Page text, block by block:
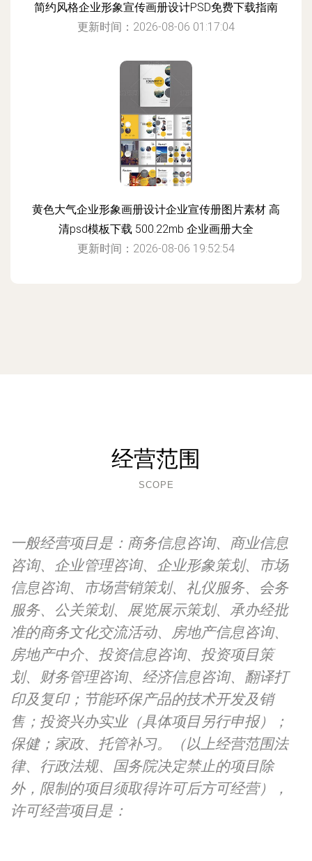
简约风格企业形象宣传画册设计PSD免费下载指南
更新时间：2026-08-06 01:17:04
黄色大气企业形象画册设计企业宣传册图片素材 高
清psd模板下载 500.22mb 企业画册大全
更新时间：2026-08-06 19:52:54
经营范围
SCOPE
一般经营项目是：商务信息咨询、商业信息
咨询、企业管理咨询、企业形象策划、市场
信息咨询、市场营销策划、礼仪服务、会务
服务、公关策划、展览展示策划、承办经批
准的商务文化交流活动、房地产信息咨询、
房地产中介、投资信息咨询、投资项目策
划、财务管理咨询、经济信息咨询、翻译打
印及复印；节能环保产品的技术开发及销
售；投资兴办实业（具体项目另行申报）；
保健；家政、托管补习。（以上经营范围法
律、行政法规、国务院决定禁止的项目除
外，限制的项目须取得许可后方可经营），
许可经营项目是：